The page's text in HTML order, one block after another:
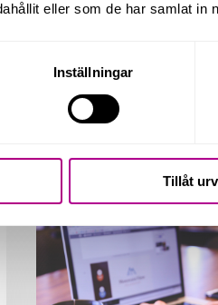
eller som de har samlat in
Inställningar
Tillåt
Förenkla
din
tjänstepension
med